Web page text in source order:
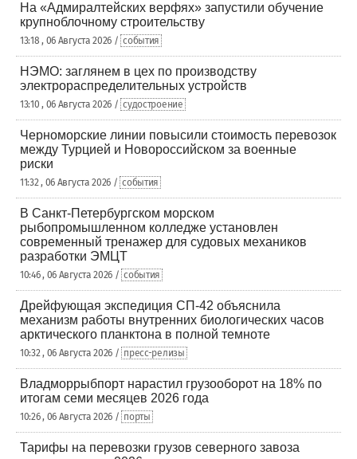
На «Адмиралтейских верфях» запустили обучение
крупноблочному строительству
13:18 , 06 Августа 2026 / события
НЭМО: заглянем в цех по производству
электрораспределительных устройств
13:10 , 06 Августа 2026 / судостроение
Черноморские линии повысили стоимость перевозок
между Турцией и Новороссийском за военные
риски
11:32 , 06 Августа 2026 / события
В Санкт-Петербургском морском
рыбопромышленном колледже установлен
современный тренажер для судовых механиков
разработки ЭМЦТ
10:46 , 06 Августа 2026 / события
Дрейфующая экспедиция СП-42 объяснила
механизм работы внутренних биологических часов
арктического планктона в полной темноте
10:32 , 06 Августа 2026 / пресс-релизы
Владморрыбпорт нарастил грузооборот на 18% по
итогам семи месяцев 2026 года
10:26 , 06 Августа 2026 / порты
Тарифы на перевозки грузов северного завоза